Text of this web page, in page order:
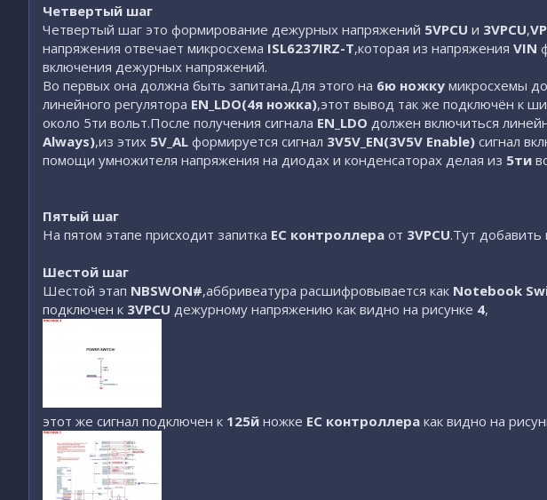
Четвертый шаг
Четвертый шаг это формирование дежурных напряжений 5VPCU и 3VPCU,
напряжения отвечает микросхема ISL6237IRZ-T,которая из напряжения VIN
включения дежурных напряжений.
Во первых она должна быть запитана.Для этого на 6ю ножку микросхемы
линейного регулятора EN_LDO(4я ножка),этот вывод так же подключён к
около 5ти вольт.После получения сигнала EN_LDO должен включиться
Always),из этих 5V_AL формируется сигнал 3V5V_EN(3V5V Enable) сигнал
помощи умножителя напряжения на диодах и конденсаторах делая из 5ти
Пятый шаг
На пятом этапе присходит запитка EC контроллера от 3VPCU.Тут добавить
Шестой шаг
Шестой этап NBSWON#,аббривеатура расшифровывается как Notebook
подключен к 3VPCU дежурному напряжению как видно на рисунке 4,
этот же сигнал подключен к 125й ножке EC контроллера как видно на